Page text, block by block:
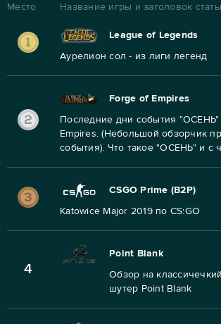
Место Название игры и заголовок
League of Legends
Аурелион сол - из лиги легенд
Forge of Empires
Последние дни события "ОСЕНЬ"
Empires. (Небольшой обзорчик
события). Что такое "ОСЕНЬ" и с
CSGO Prime (B2P)
Katowice Major 2019 по CS:GO
4
Point Blank
Обзор на
шутер Point Blank